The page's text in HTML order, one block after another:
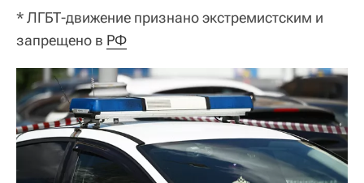
* ЛГБТ-движение признано экстремистским и
запрещено в РФ